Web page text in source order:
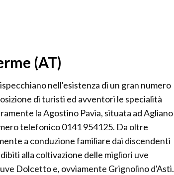
(AT)
nell'esistenza di un gran numero
di turisti ed avventori le specialità
la Agostino Pavia, situata ad Agliano
telefonico 0141 954125. Da oltre
a conduzione familiare dai discendenti
alla coltivazione delle migliori uve
Dolcetto e, ovviamente Grignolino d'Asti.